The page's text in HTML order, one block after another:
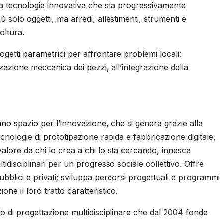
innovativa che sta progressivamente
solo oggetti, ma arredi, allestimenti, strumenti e
parametrici per affrontare problemi locali:
meccanica dei pezzi, all’integrazione della
spazio per l’innovazione, che si genera grazie alla
di prototipazione rapida e fabbricazione digitale,
da chi lo crea a chi lo sta cercando, innesca
per un progresso sociale collettivo. Offre
e privati; sviluppa percorsi progettuali e programmi
il loro tratto caratteristico.
di progettazione multidisciplinare che dal 2004 fonde